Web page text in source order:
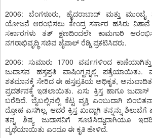
2006: ಬೆಂಗಳೂರು, ಹೈದರಾಬಾದ್ ಮತ್ತು ಮುಂಬೈ
ಯೋಜನೆ ಆರಂಭಿಸಲು ಕೇಂದ್ರ ಸರ್ಕಾರ ಹಸಿರು
ಸರ್ಕಾರಗಳು ತತ್ ಕ್ಷಣದಿಂದಲೇ ಕಾಮಗಾರಿ
ನಗರಾಭಿವೃದ್ಧಿ ಸಚಿವ ಜೈಪಾಲ್ ರೆಡ್ಡಿ ಪ್ರಕಟಿಸಿದರು.
2006: ಸುಮಾರು 1700 ವರ್ಷಗಳಿಂದ
ಜುದಾಸನ ಹಸ್ತಪ್ರತಿ ವಾಷಿಂಗ್ಟನ್ನಲ್ಲಿ
ಶತಮಾನಕ್ಕೆ ಸೇರಿದ ಈ ಹಸ್ತಪ್ರತಿಯ ಅಧಿಕೃತ, ಅನುವಾದಿತ
ಪ್ರದರ್ಶನಕ್ಕೆ ಇಡಲಾಯಿತು. ಏಸು ಕ್ರಿಸ್ತ ಹಾಗೂ
ಬರೆದಿದೆ. ಬೈಬಲ್ಲಿನಲ್ಲಿ ಕೆಟ್ಟ ವ್ಯಕ್ತಿ ಎಂಬುದಾಗಿ
ದ್ರೋಹ ಎಸಗಿಲ್ಲ, ಆದರೆ ಕ್ರಿಸ್ತ ಖುದ್ದಾಗಿ ತನ್ನನ್ನು
ತನ್ನ ಶಿಷ್ಯ ಜುದಾಸನಿಗೆ ಸೂಚಿಸಿದ್ದುದಾಗಿಯೂ
ವ್ಯಥೆಯಾಯಿತು ಎಂದೂ ಈ ಕೃತಿ ಹೇಳಿದೆ.